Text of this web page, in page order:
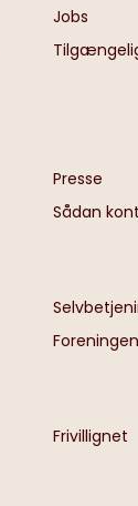
Jobs
Presse
Sådan
Frivillignet